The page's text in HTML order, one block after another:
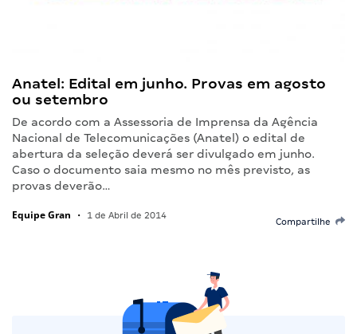
Anatel: Edital em junho. Provas em agosto
ou setembro
De acordo com a Assessoria de Imprensa da Agência
Nacional de Telecomunicações (Anatel) o edital de
abertura da seleção deverá ser divulgado em junho.
Caso o documento saia mesmo no mês previsto, as
provas deverão…
Equipe Gran • 1 de Abril de 2014
Compartilhe